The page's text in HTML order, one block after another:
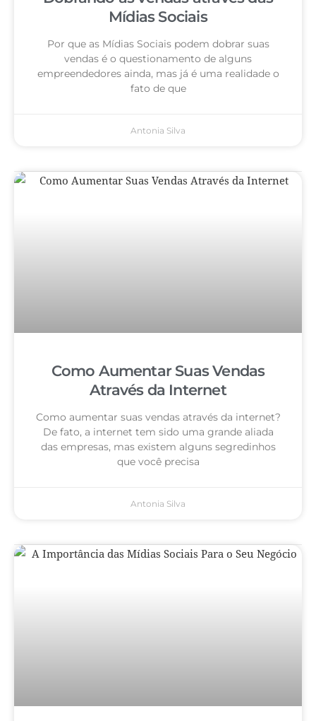
Mídias Sociais
Por que as Mídias Sociais podem dobrar suas
vendas é o questionamento de alguns
empreendedores ainda, mas já é uma realidade o
fato de que
Antonia Silva
Como Aumentar Suas Vendas
Através da Internet
Como aumentar suas vendas através da internet?
De fato, a internet tem sido uma grande aliada
das empresas, mas existem alguns segredinhos
que você precisa
Antonia Silva